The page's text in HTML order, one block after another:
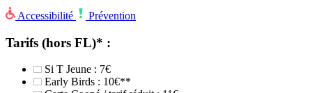
Accessibilité Prévention
Tarifs (hors FL)* :
Si T Jeune : 7€
Early Birds : 10€**